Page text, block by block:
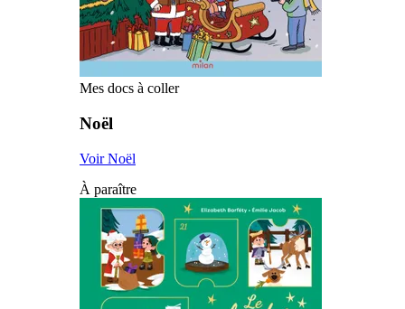
Mes docs à coller
Noël
Voir Noël
À paraître